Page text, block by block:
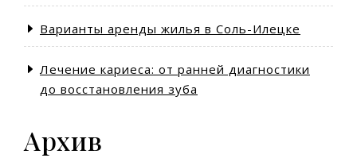
Варианты аренды жилья в Соль-Илецке
Лечение кариеса: от ранней диагностики
до восстановления зуба
Архив